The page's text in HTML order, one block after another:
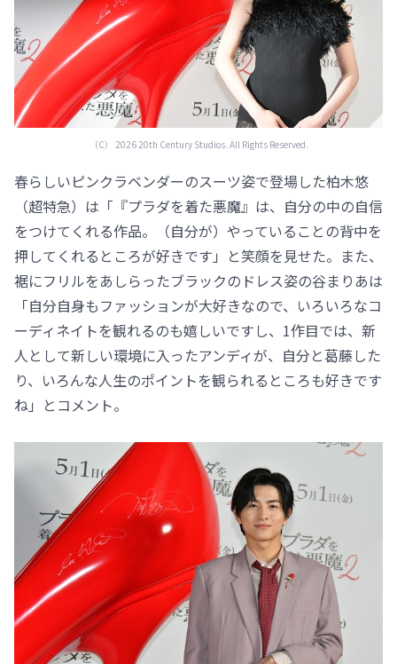
（C） 2026 20th Century Studios. All Rights Reserved.
春らしいピンクラベンダーのスーツ姿で登場した柏木悠
（超特急）は「『プラダを着た悪魔』は、自分の中の自信
をつけてくれる作品。（自分が）やっていることの背中を
押してくれるところが好きです」と笑顔を見せた。また、
裾にフリルをあしらったブラックのドレス姿の谷まりあは
「自分自身もファッションが大好きなので、いろいろなコ
ーディネイトを観れるのも嬉しいですし、1作目では、新
人として新しい環境に入ったアンディが、自分と葛藤した
り、いろんな人生のポイントを観られるところも好きです
ね」とコメント。